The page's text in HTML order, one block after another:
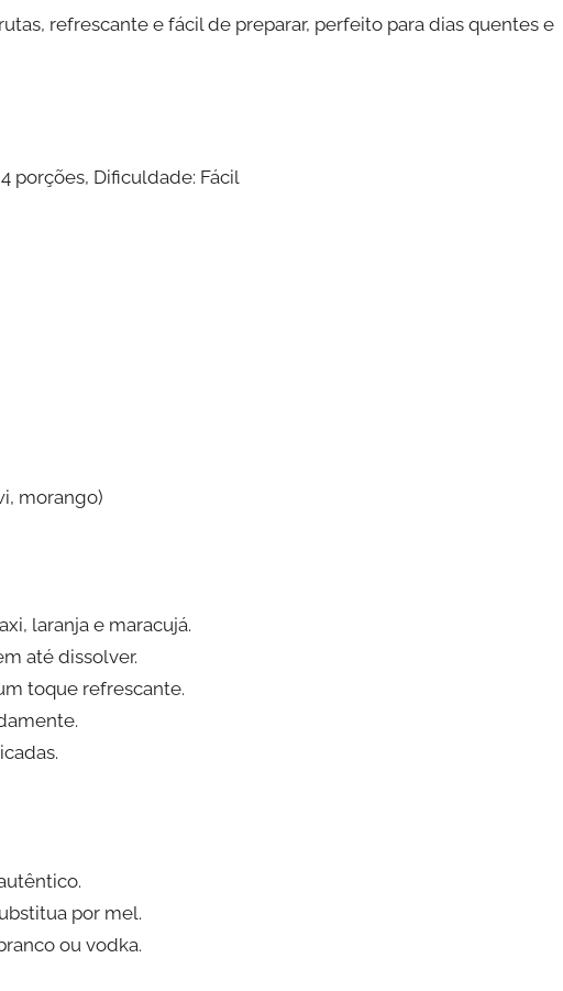
refrescante e fácil de preparar, perfeito para dias quentes e
porções, Dificuldade: Fácil
morango)
laranja e maracujá.
até dissolver.
toque refrescante.
por mel.
ou vodka.